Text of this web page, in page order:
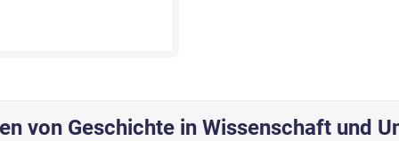
von Geschichte in Wissenschaft und